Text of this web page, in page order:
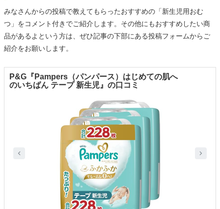
みなさんからの投稿で教えてもらったおすすめの「新生児用おむ
つ」をコメント付きでご紹介します。その他にもおすすめしたい商
品があるよという方は、ぜひ記事の下部にある投稿フォームからご
紹介をお願いします。
P&G『Pampers（パンパース）はじめての肌へ
のいちばん テープ 新生児』の口コミ